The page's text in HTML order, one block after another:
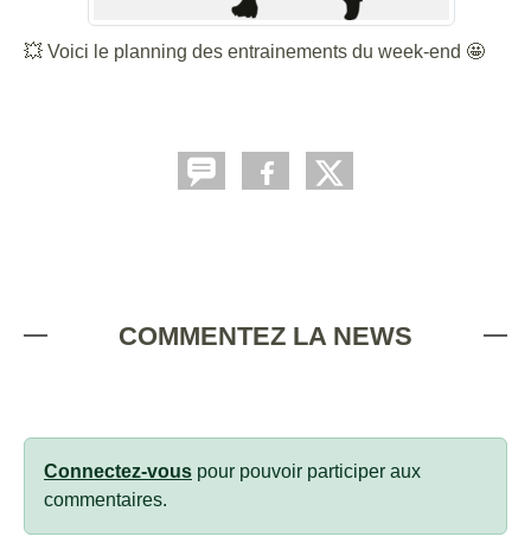
💥 Voici le planning des entrainements du week-end 🤩
COMMENTEZ LA NEWS
Connectez-vous pour pouvoir participer aux
commentaires.